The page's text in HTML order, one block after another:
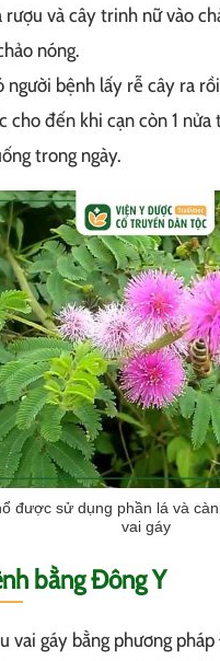
rượu và cây trinh nữ vào
nóng.
người bệnh lấy rễ cây ra
cho đến khi cạn còn 1 nửa
trong ngày.
được sử dụng phần lá và
vai gáy
bằng Đông Y
vai gáy bằng phương